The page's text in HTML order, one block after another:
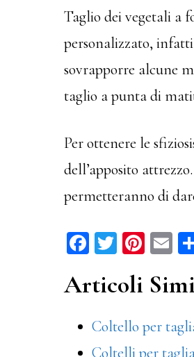
Taglio dei vegetali a
personalizzato,
sovrapporre alcune
taglio a punta di
Per ottenere le
dell’apposito
permetteranno di
Fa
bo
T
tt
Pi
er
t
E
ail
Articoli
Coltello per
Coltelli per